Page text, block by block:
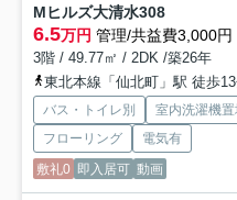
Mヒルズ大清水308
6.5万円 管理/共益費3,000円
3階 / 49.77㎡ / 2DK /築26年
東北本線「仙北町」駅 徒歩
バス・トイレ別 室内洗濯機
フローリング
電気有
敷礼0 即入居可 動画